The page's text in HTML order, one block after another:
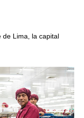
de Lima, la capital